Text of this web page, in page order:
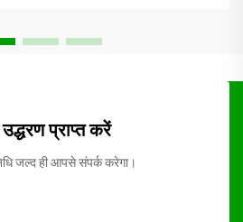
प्राप्त करें
जल्द ही आपसे संपर्क करेगा।